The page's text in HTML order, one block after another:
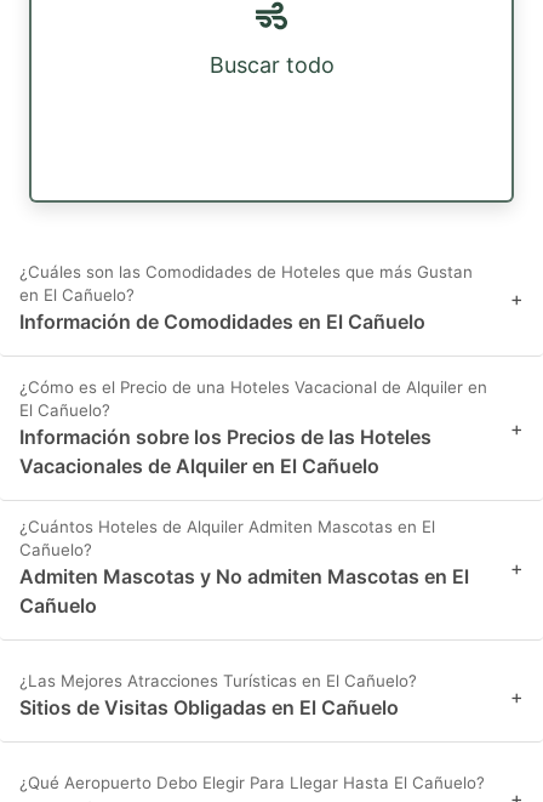
Buscar todo
¿Cuáles son las Comodidades de Hoteles que más Gustan
en El Cañuelo?
Información de Comodidades en El Cañuelo
+
¿Cómo es el Precio de una Hoteles Vacacional de Alquiler en
El Cañuelo?
Información sobre los Precios de las Hoteles
Vacacionales de Alquiler en El Cañuelo
+
¿Cuántos Hoteles de Alquiler Admiten Mascotas en El
Cañuelo?
Admiten Mascotas y No admiten Mascotas en El
Cañuelo
+
¿Las Mejores Atracciones Turísticas en El Cañuelo?
Sitios de Visitas Obligadas en El Cañuelo +
¿Qué Aeropuerto Debo Elegir Para Llegar Hasta El Cañuelo?